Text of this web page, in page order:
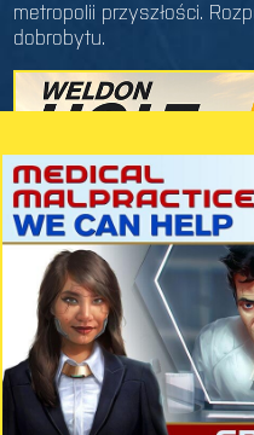
metropolii przyszłości.
dobrobytu.
Niestety, stare elity i
chcieli zniszczyć marzenie
rzecz nie do pomyślenia:
zamordowany przez
domu. Mimo to, jego
swego założyciela na
latach zrzuciło jarzmo